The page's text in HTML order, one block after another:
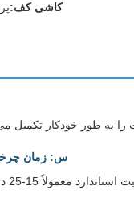
کاشی کف:
س: زمان چرخه معمولی